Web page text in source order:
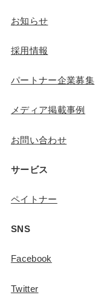
お知らせ
採用情報
パートナー企業募集
メディア掲載事例
お問い合わせ
サービス
ペイトナー
SNS
Facebook
Twitter